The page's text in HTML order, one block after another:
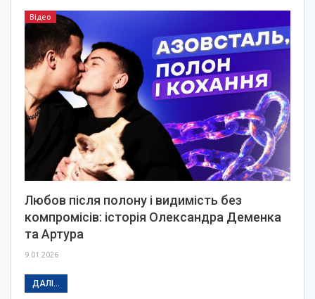
Відео
Любов після полону і видимість без
компромісів: історія Олександра Деменка
та Артура
9.01.2026
ДАЛІ...